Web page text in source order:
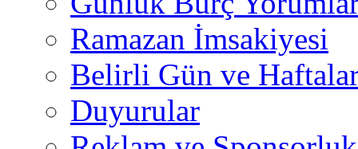
Ramazan İmsakiyesi
Belirli Gün ve
Duyurular